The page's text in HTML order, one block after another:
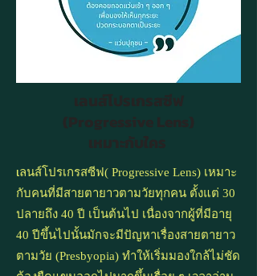
เลนส์โปรเกรสซีฟ( Progressive Lens) เหมาะ
กับคนที่มีสายตายาวตามวัยทุกคน ตั้งแต่ 30
ปลายถึง 40 ปี เป็นต้นไป เนื่องจากผู้ที่มีอายุ
40 ปีขึ้นไปนั้นมักจะมีปัญหาเรื่องสายตายาว
ตามวัย (Presbyopia) ทำให้เริ่มมองใกล้ไม่ชัด